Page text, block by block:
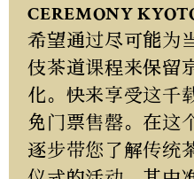
CEREMONY
希望通过尽可能为
伎茶道课程来保留
化。快来享受这千
免门票售罄。在这
逐步带您了解传统